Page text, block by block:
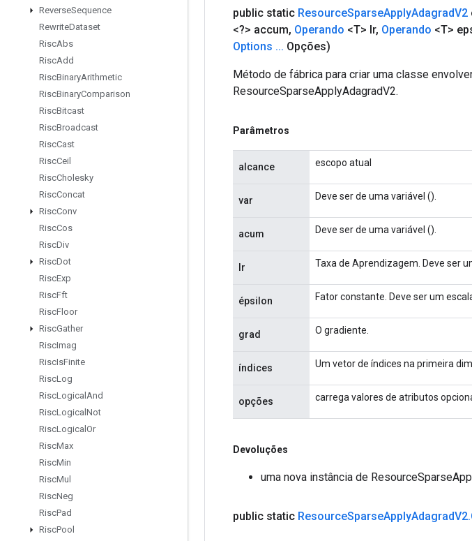
ReverseSequence
RewriteDataset
RiscAbs
RiscAdd
RiscBinaryArithmetic
RiscBinaryComparison
RiscBitcast
RiscBroadcast
RiscCast
RiscCeil
RiscCholesky
RiscConcat
RiscConv
RiscCos
RiscDiv
RiscDot
RiscExp
RiscFft
RiscFloor
RiscGather
RiscImag
RiscIsFinite
RiscLog
RiscLogical And
RiscLogical Not
RiscLogical Or
RiscMax
RiscMin
RiscMul
RiscNeg
RiscPad
RiscPool
public static ResourceSparseApplyAdagradV2
<?> accum, Operando <T> lr, Operando <T>
Options ... Opções)
Método de fábrica para criar uma classe
ResourceSparseApplyAdagradV2.
Parâmetros
alcance escopo atual
var Deve ser de uma variável ().
acum Deve ser de uma variável ().
lr Taxa de Aprendizagem. Deve ser
épsilon Fator constante. Deve ser um
grad O gradiente.
índices Um vetor de índices na primeira
opções carrega valores de atributos
Devoluções
uma nova instância de
public static ResourceSparseApplyAdagradV2.